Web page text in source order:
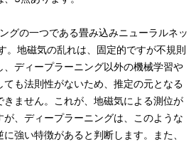
グの一つである畳み込みニューラルネッ
。地磁気の乱れは、固定的ですが不規則
、ディープラーニング以外の機械学習や
も法則性がないため、推定の元となる
ません。これが、地磁気による測位が
、ディープラーニングは、このような
強い特徴があると判断します。また、